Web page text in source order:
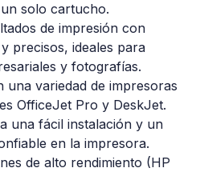
solo cartucho.
de impresión con
precisos, ideales para
y fotografías.
una variedad de impresoras
OfficeJet Pro y DeskJet.
una fácil instalación y un
en la impresora.
de alto rendimiento (HP